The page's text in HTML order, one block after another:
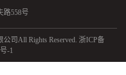
路558号
司All Rights Reserved. 浙ICP备
-1